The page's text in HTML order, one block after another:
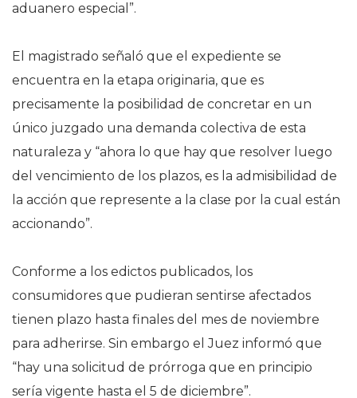
aduanero especial”.
El magistrado señaló que el expediente se
encuentra en la etapa originaria, que es
precisamente la posibilidad de concretar en un
único juzgado una demanda colectiva de esta
naturaleza y “ahora lo que hay que resolver luego
del vencimiento de los plazos, es la admisibilidad de
la acción que represente a la clase por la cual están
accionando”.
Conforme a los edictos publicados, los
consumidores que pudieran sentirse afectados
tienen plazo hasta finales del mes de noviembre
para adherirse. Sin embargo el Juez informó que
“hay una solicitud de prórroga que en principio
sería vigente hasta el 5 de diciembre”.